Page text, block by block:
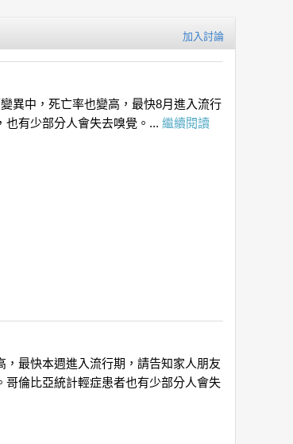
加入討論
異中，死亡率也變高，最快8月進入流行
有少部分人會失去嗅覺。... 繼續閱讀
，最快本週進入流行期，請告知家人朋友
倫比亞統計輕症患者也有少部分人會失